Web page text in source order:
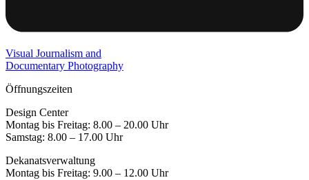
Visual Journalism and
Documentary Photography
Öffnungszeiten
Design Center
Montag bis Freitag: 8.00 – 20.00 Uhr
Samstag: 8.00 – 17.00 Uhr
Dekanatsverwaltung
Montag bis Freitag: 9.00 – 12.00 Uhr